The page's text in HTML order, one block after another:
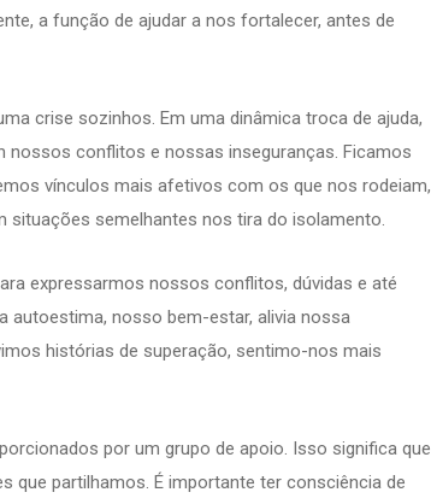
a função de ajudar a nos fortalecer, antes de
crise sozinhos. Em uma dinâmica troca de ajuda,
nossos conflitos e nossas inseguranças. Ficamos
vínculos mais afetivos com os que nos rodeiam,
situações semelhantes nos tira do isolamento.
expressarmos nossos conflitos, dúvidas e até
nosso bem-estar, alivia nossa
histórias de superação, sentimo-nos mais
por um grupo de apoio. Isso significa que
que partilhamos. É importante ter consciência de